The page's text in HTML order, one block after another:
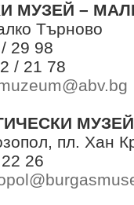
МУЗЕЙ –
Търново
29 98
/ 21 78
пл. Хан
26